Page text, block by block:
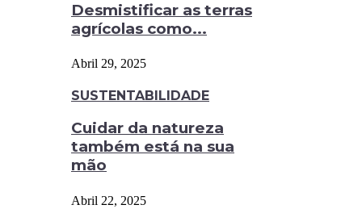
Desmistificar as terras
agrícolas como...
Abril 29, 2025
SUSTENTABILIDADE
Cuidar da natureza
também está na sua
mão
Abril 22, 2025